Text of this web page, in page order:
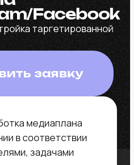
услугу при
по
у
и
где на